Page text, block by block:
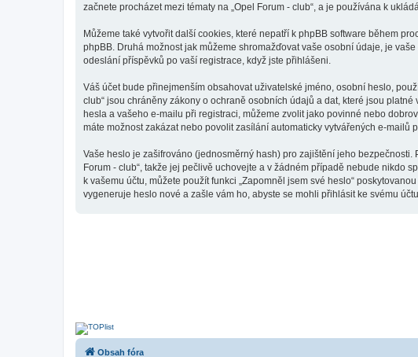
začnete procházet mezi tématy na „Opel Forum - club“, a je používána k
Můžeme také vytvořit další cookies, které nepatří k phpBB software během
phpBB. Druhá možnost jak můžeme shromažďovat vaše osobní údaje, je
odeslání příspěvků po vaší registrace, když jste přihlášeni.
Váš účet bude přinejmenším obsahovat uživatelské jméno, osobní heslo,
club“ jsou chráněny zákony o ochraně osobních údajů a dat, které jsou
hesla a vašeho e-mailu při registraci, můžeme zvolit jako povinné nebo
máte možnost zakázat nebo povolit zasílání automaticky vytvářených e-mailů
Vaše heslo je zašifrováno (jednosměrný hash) pro zajištění jeho
Forum - club“, takže jej pečlivě uchovejte a v žádném případě nebude nikdo
k vašemu účtu, můžete použít funkci „Zapomněl jsem své heslo“
vygeneruje heslo nové a zašle vám ho, abyste se mohli přihlásit ke svému účtu.
Obsah fóra